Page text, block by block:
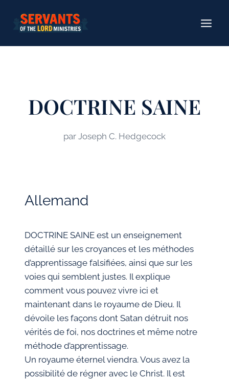
contenu
DOCTRINE SAINE
par Joseph C. Hedgecock
Allemand
DOCTRINE SAINE est un enseignement
détaillé sur les croyances et les méthodes
d’apprentissage falsifiées, ainsi que sur les
voies qui semblent justes. Il explique
comment vous pouvez vivre ici et
maintenant dans le royaume de Dieu. Il
dévoile les façons dont Satan détruit nos
vérités de foi, nos doctrines et même notre
méthode d’apprentissage.
Un royaume éternel viendra. Vous avez la
possibilité de régner avec le Christ. Il est